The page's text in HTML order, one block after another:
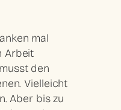
mal
Arbeit
den
Vielleicht
Aber bis zu